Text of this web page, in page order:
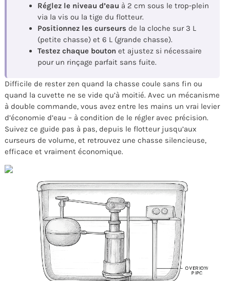
Réglez le niveau d’eau à 2 cm sous le trop-plein
via la vis ou la tige du flotteur.
Positionnez les curseurs de la cloche sur 3 L
(petite chasse) et 6 L (grande chasse).
Testez chaque bouton et ajustez si nécessaire
pour un rinçage parfait sans fuite.
Difficile de rester zen quand la chasse coule sans fin ou
quand la cuvette ne se vide qu’à moitié. Avec un mécanisme
à double commande, vous avez entre les mains un vrai levier
d’économie d’eau – à condition de le régler avec précision.
Suivez ce guide pas à pas, depuis le flotteur jusqu’aux
curseurs de volume, et retrouvez une chasse silencieuse,
efficace et vraiment économique.